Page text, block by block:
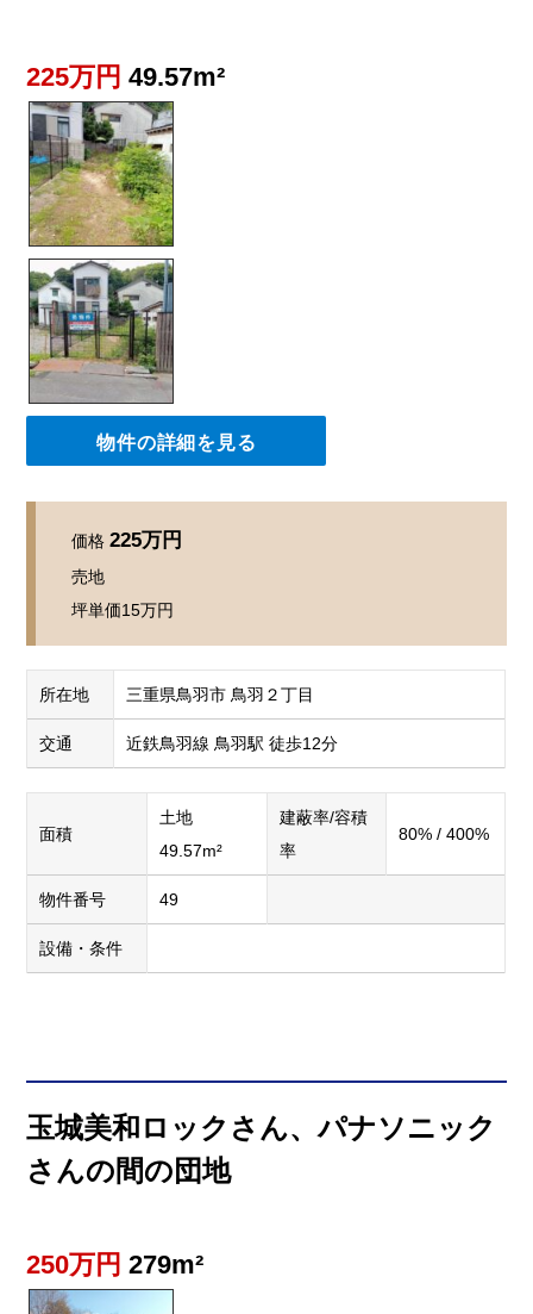
225万円 49.57m²
物件の詳細を見る
価格 225万円
売地
坪単価15万円
所在地 三重県鳥羽市 鳥羽２丁目
交通 近鉄鳥羽線 鳥羽駅 徒歩12分
面積
土地
49.57m²
建蔽率/容積
率
80% / 400%
物件番号 49
設備・条件
玉城美和ロックさん、パナソニック
さんの間の団地
250万円 279m²